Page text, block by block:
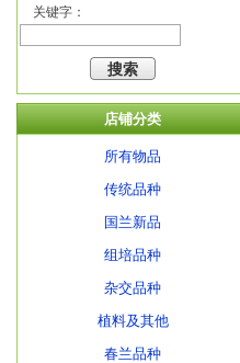
关键字：
店铺分类
所有物品
传统品种
国兰新品
组培品种
杂交品种
植料及其他
春兰品种